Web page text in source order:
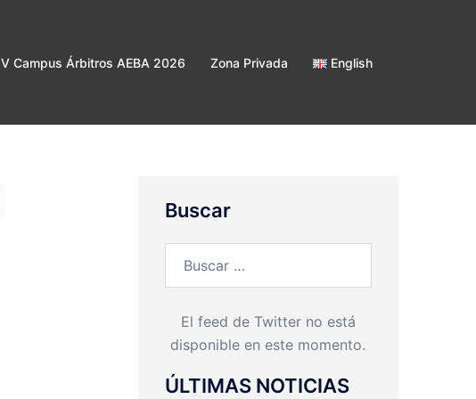
V Campus Árbitros AEBA 2026 Zona Privada English
Buscar
El feed de Twitter no está
disponible en este momento.
ÚLTIMAS NOTICIAS